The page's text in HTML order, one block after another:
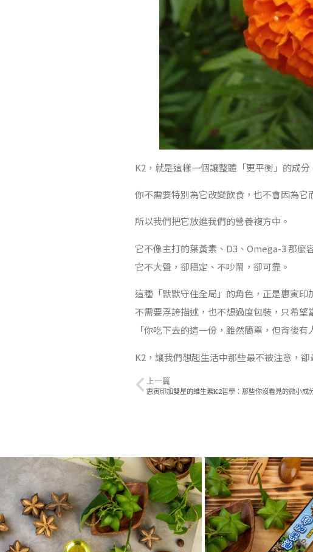
K2，就是這樣一個讓整體「更平衡」的成分
你不需要特別為它改變飲食，也不會因為它
所以我們把它放進我們的營養複方中。
它不像主打的葉黃素、D3、Omega-3 那麼
它不大聲，卻穩定、不吵鬧，卻可靠。
這種「默默守住全局」的角色，正是惠寅印
不需要浮誇描述，也不想過度包裝，只希
「你吃下去的這一份，雖然簡單，但背後有
K2，讓我們想起生活中那些最不被注意，卻
上一篇
惠寅印加雙星的維生素K2哲學：那些你沒看見的微小成